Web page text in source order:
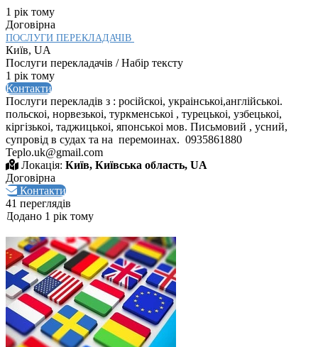
1 рік тому
Договірна
ПОСЛУГИ ПЕРЕКЛАДАЧІВ
Київ, UA
Послуги перекладачів / Набір тексту
1 рік тому
Контакти
Послуги перекладів з : російскоі, украінськоі,англійськоі.
польскоі, норвезькоі, туркменськоі , турецькоі, узбецькоі,
кіргізькоі, таджицькоі, японськоі мов. Письмовий , усний,
супровід в судах та на перемоинах. 0935861880
Teplo.uk@gmail.com
Локація: Київ, Київська область, UA
Договірна
Контакти
41 переглядів
Додано 1 рік тому